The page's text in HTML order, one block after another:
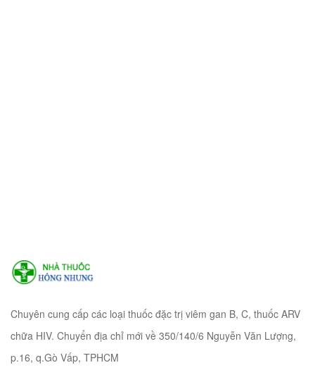
Chuyên cung cấp các loại thuốc đặc trị viêm gan B, C, thuốc ARV
chữa HIV. Chuyển địa chỉ mới về 350/140/6 Nguyễn Văn Lượng,
p.16, q.Gò Vấp, TPHCM